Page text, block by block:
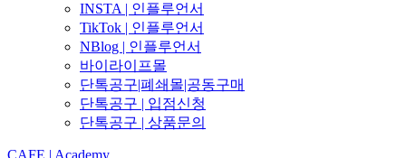
INSTA | 인플루언서
TikTok | 인플루언서
NBlog | 인플루언서
바이라이프몰
단톡공구|폐쇄몰|공동구매
단톡공구 | 입점신청
단톡공구 | 상품문의
CAFE | Academy